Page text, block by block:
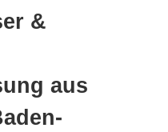
&
aus